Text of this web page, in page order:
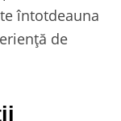
întotdeauna
de